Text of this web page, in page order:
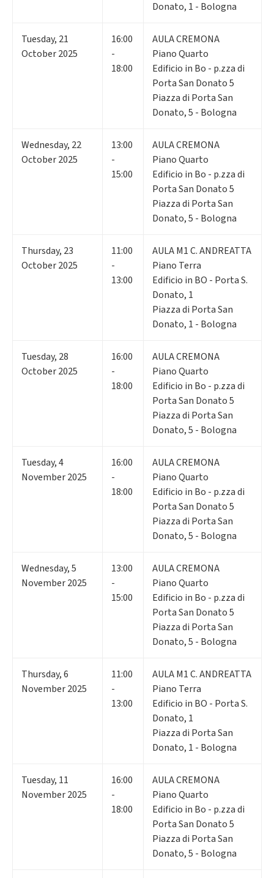
Donato, 1 - Bologna
Tuesday, 21
October 2025
16:00
-
18:00
AULA CREMONA
Piano Quarto
Edificio in Bo - p.zza di
Porta San Donato 5
Piazza di Porta San
Donato, 5 - Bologna
Wednesday, 22
October 2025
13:00
-
15:00
AULA CREMONA
Piano Quarto
Edificio in Bo - p.zza di
Porta San Donato 5
Piazza di Porta San
Donato, 5 - Bologna
Thursday, 23
October 2025
11:00
-
13:00
AULA M1 C. ANDREATTA
Piano Terra
Edificio in BO - Porta S.
Donato, 1
Piazza di Porta San
Donato, 1 - Bologna
Tuesday, 28
October 2025
16:00
-
18:00
AULA CREMONA
Piano Quarto
Edificio in Bo - p.zza di
Porta San Donato 5
Piazza di Porta San
Donato, 5 - Bologna
Tuesday,4
November 2025
16:00
-
18:00
AULA CREMONA
Piano Quarto
Edificio in Bo - p.zza di
Porta San Donato 5
Piazza di Porta San
Donato, 5 - Bologna
Wednesday,5
November 2025
13:00
-
15:00
AULA CREMONA
Piano Quarto
Edificio in Bo - p.zza di
Porta San Donato 5
Piazza di Porta San
Donato, 5 - Bologna
Thursday,6
November 2025
11:00
-
13:00
AULA M1 C. ANDREATTA
Piano Terra
Edificio in BO - Porta S.
Donato, 1
Piazza di Porta San
Donato, 1 - Bologna
Tuesday, 11
November 2025
16:00
-
18:00
AULA CREMONA
Piano Quarto
Edificio in Bo - p.zza di
Porta San Donato 5
Piazza di Porta San
Donato, 5 - Bologna